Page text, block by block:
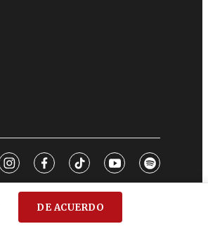
DE ACUERDO
instagram
facebooktiktokyoutubespotify